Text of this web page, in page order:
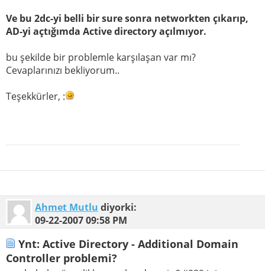
Ve bu 2dc-yi belli bir sure sonra networkten çıkarıp,
AD-yi açtığımda Active directory açılmıyor.
bu şekilde bir problemle karşılaşan var mı?
Cevaplarınızı bekliyorum..
Teşekkürler, :
Ahmet Mutlu diyorki:
09-22-200709:58 PM
Ynt: Active Directory - Additional Domain
Controller problemi?